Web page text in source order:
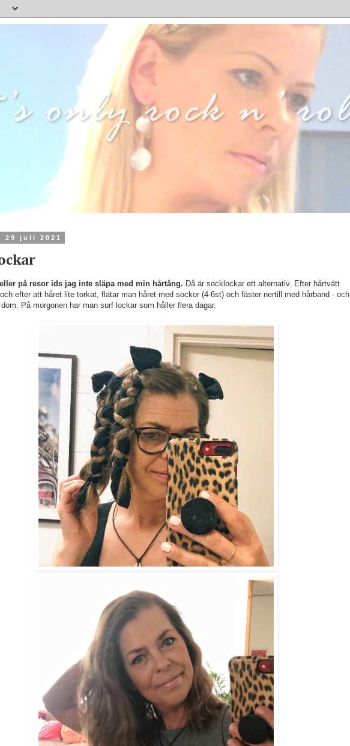
29 juli 2021
på resor ids jag inte släpa med min hårtång. Då är socklockar ett alternativ. Efter hårtvätt
efter att håret lite torkat, flätar man håret med sockor (4-6st) och fäster nertill med hårband - och
På morgonen har man surf lockar som håller flera dagar.